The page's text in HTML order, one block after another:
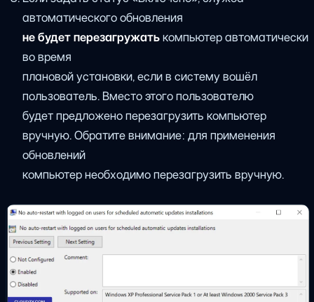
автоматического обновления
не будет перезагружатькомпьютер автоматически
во время
плановой установки, если в систему вошёл
пользователь. Вместо этого пользователю
будет предложено перезагрузить компьютер
вручную. Обратите внимание: для применения
обновлений
компьютер необходимо перезагрузить вручную.